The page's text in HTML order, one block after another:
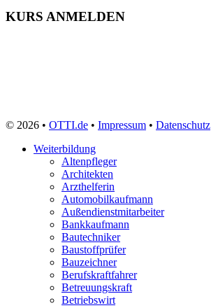
KURS ANMELDEN
© 2026 • OTTI.de • Impressum • Datenschutz
Weiterbildung
Altenpfleger
Architekten
Arzthelferin
Automobilkaufmann
Außendienstmitarbeiter
Bankkaufmann
Bautechniker
Baustoffprüfer
Bauzeichner
Berufskraftfahrer
Betreuungskraft
Betriebswirt